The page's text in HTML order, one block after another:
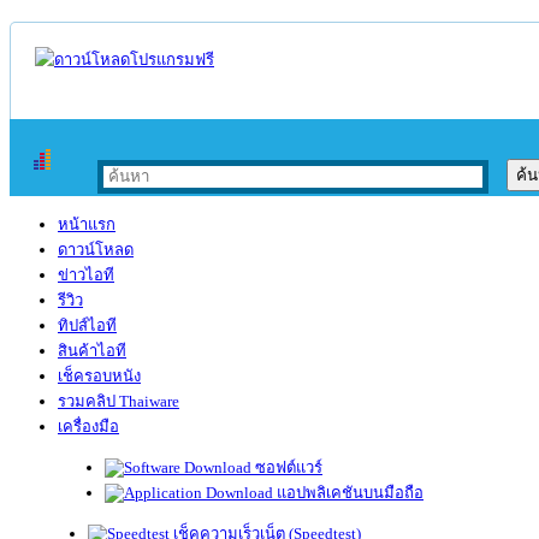
หน้าแรก
ดาวน์โหลด
ข่าวไอที
รีวิว
ทิปส์ไอที
สินค้าไอที
เช็ครอบหนัง
รวมคลิป Thaiware
เครื่องมือ
ซอฟต์แวร์
แอปพลิเคชันบนมือถือ
เช็คความเร็วเน็ต (Speedtest)